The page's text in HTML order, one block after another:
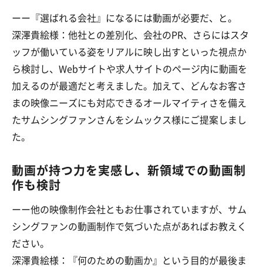
ーー『選ばれる会社』になるには動画が必要だ、と。
深澤貴絵様：他社との差別化、会社のPR、さらにはスタ
ッフが働いている姿をリアルに映し出すといった視点か
ら検討し、Webサイトや求人サイトのページ内に動画を
加えるのが最適だと考えました。加えて、どんなお客さ
まの映像ニーズにも対応できるオールマイティさを備え
たサムシングファンさんをシムックス様にご提案しまし
た。
動画が持つ力を実感し、新領域での動画制
作も検討
ーー他の映像制作会社ともお仕事されていますが、サム
シングファンの動画制作で気づいた点があればお教えく
ださい。
深澤貴絵様：『何のための動画か』という目的が最後ま